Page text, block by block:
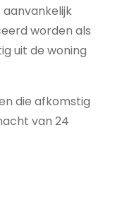
worden als
uit de woning
die afkomstig
van 24